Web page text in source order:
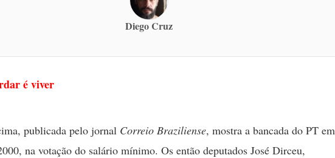
Diego Cruz
é viver
publicada pelo jornal Correio Braziliense, mostra a bancada do PT em
na votação do salário mínimo. Os então deputados José Dirceu,